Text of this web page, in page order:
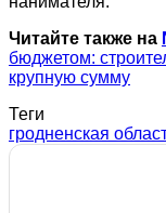
Читайте также на
бюджетом:
крупную сумму
Теги
гродненская